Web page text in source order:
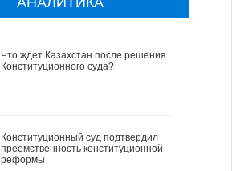
Что ждет Казахстан после решения
Конституционного суда?
Конституционный суд подтвердил
преемственность конституционной
реформы